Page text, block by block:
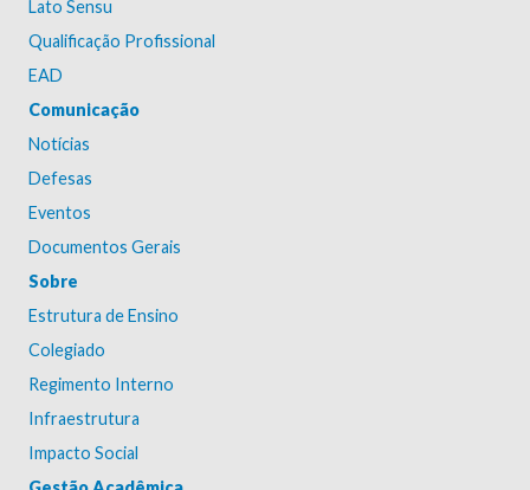
Lato Sensu
Qualificação Profissional
EAD
Comunicação
Notícias
Defesas
Eventos
Documentos Gerais
Sobre
Estrutura de Ensino
Colegiado
Regimento Interno
Infraestrutura
Impacto Social